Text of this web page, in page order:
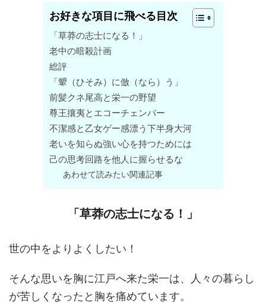
お好きな項目に飛べる目次
「草莽の志士になる！」
老中の暗殺計画
総評
「顰（ひそみ）に倣（なら）う」
前髪クネ尾高と栄一の野望
尊王攘夷とエコーチェンバー
不潔感と乙女ゲー感漂う下半身大河
老いを知らぬ強い心を持つためには
己の思考回路を他人に握らせるな
あわせて読みたい関連記事
「草莽の志士になる！」
世の中をよりよくしたい！
そんな思いを胸に江戸へ来た栄一は、人々の暮らし
が苦しくなったと胸を痛めています。